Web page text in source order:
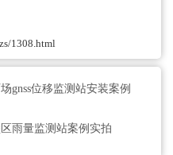
1308.html
gnss位移监测站安装案例
雨量监测站案例实拍